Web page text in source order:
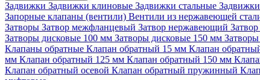
Задвижки Задвижки клиновые Задвижки стальные
Запорные клапаны (вентили) Вентили из нержавеющей
Затворы Затвор межфланцевый Затвор нержавеющий
Затворы дисковые 100 мм Затворы дисковые 150 мм
Клапаны обратные Клапан обратный 15 мм Клапан
мм Клапан обратный 125 мм Клапан обратный 150 мм
Клапан обратный осевой Клапан обратный пружинный